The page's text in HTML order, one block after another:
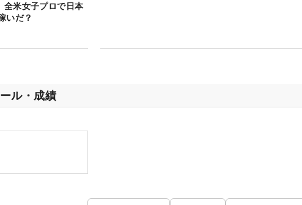
米女子プロで日本
いだ？
ル・成績